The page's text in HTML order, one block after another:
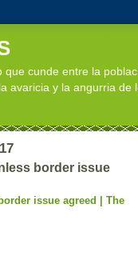
que cunde entre la
avaricia y la angurria
border issue
issue agreed | The